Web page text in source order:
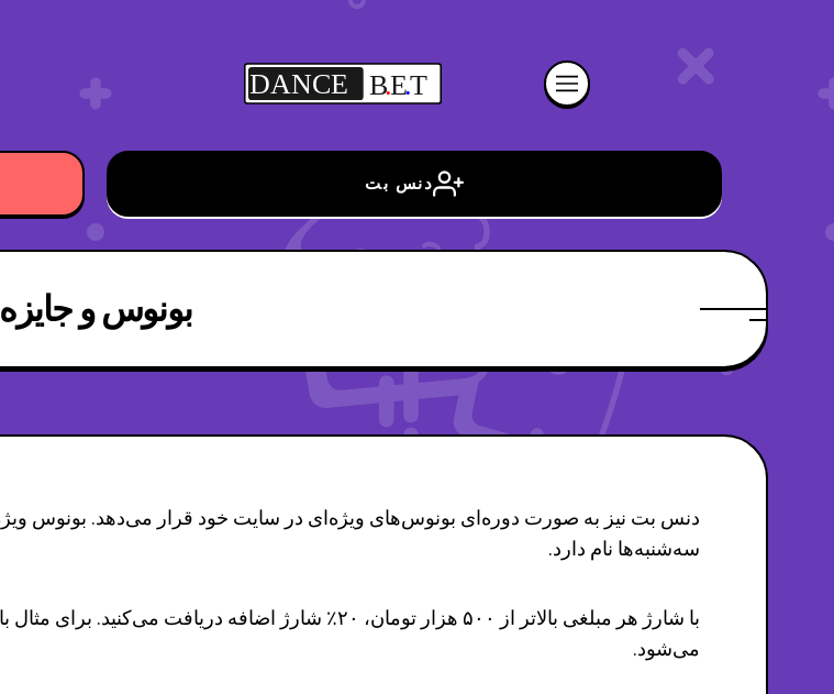
DANCE B.E.T
دنس بت
بونوس و جایزه
سه‌شنبه‌ها نام دارد.
می‌شود.